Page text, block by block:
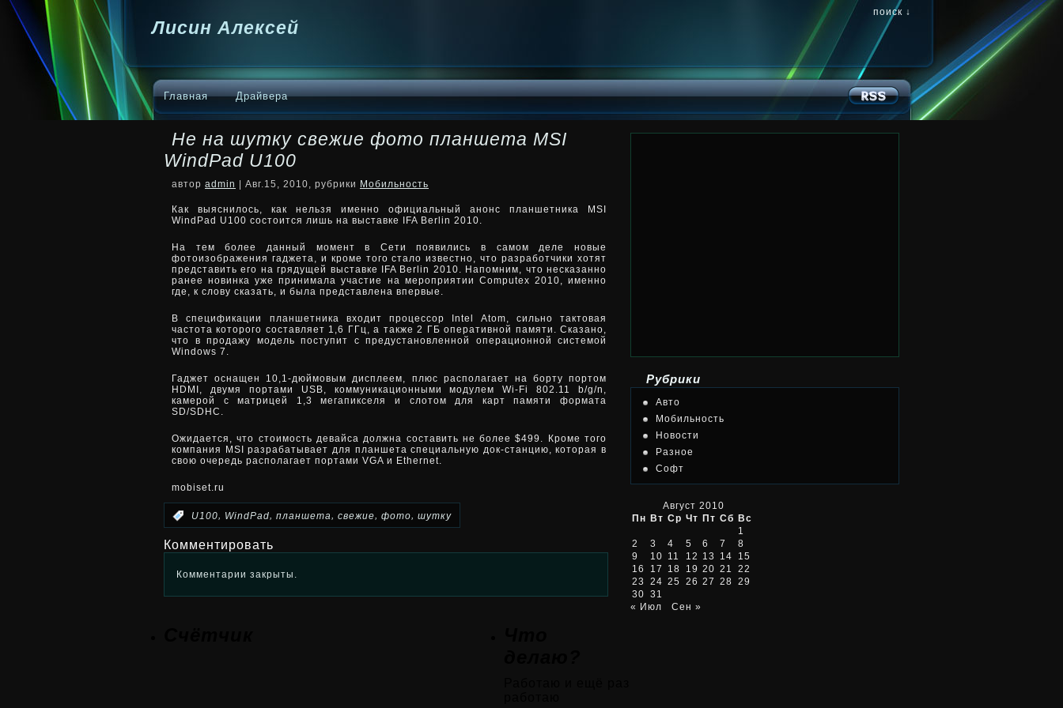
Лисин Алексей
поиск ↓
Главная Драйвера
Не на шутку свежие фото планшета MSI
WindPad U100
автор admin | Авг.15, 2010, рубрики Мобильность
Как выяснилось, как нельзя именно официальный анонс планшетника MSI
WindPad U100 состоится лишь на выставке IFA Berlin 2010.
На тем более данный момент в Сети появились в самом деле новые
фотоизображения гаджета, и кроме того стало известно, что разработчики хотят
представить его на грядущей выставке IFA Berlin 2010. Напомним, что несказанно
ранее новинка уже принимала участие на мероприятии Computex 2010, именно
где, к слову сказать, и была представлена впервые.
В спецификации планшетника входит процессор Intel Atom, сильно тактовая
частота которого составляет 1,6 ГГц, а также 2 ГБ оперативной памяти. Сказано,
что в продажу модель поступит с предустановленной операционной системой
Windows 7.
Гаджет оснащен 10,1-дюймовым дисплеем, плюс располагает на борту портом
HDMI, двумя портами USB, коммуникационными модулем Wi-Fi 802.11 b/g/n,
камерой с матрицей 1,3 мегапикселя и слотом для карт памяти формата
SD/SDHC.
Ожидается, что стоимость девайса должна составить не более $499. Кроме того
компания MSI разрабатывает для планшета специальную док-станцию, которая в
свою очередь располагает портами VGA и Ethernet.
mobiset.ru
U100, WindPad, планшета, свежие, фото, шутку
Комментировать
Комментарии закрыты.
Рубрики
Авто
Мобильность
Новости
Разное
Софт
Август 2010
Пн Вт Ср Чт Пт Сб Вс
1
2
3 4 5 6 7
8
9
10 11 12 13 14
15
16
17 18 19 20 21
22
23
24 25 26 27 28 29
30 31
« Июл
Сен »